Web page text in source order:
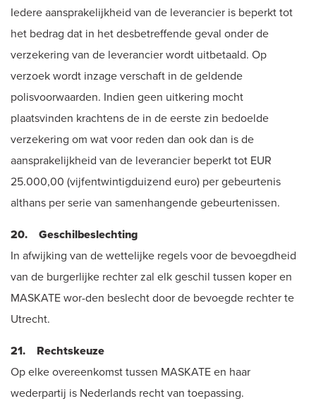
Iedere aansprakelijkheid van de leverancier is beperkt tot
het bedrag dat in het desbetreffende geval onder de
verzekering van de leverancier wordt uitbetaald. Op
verzoek wordt inzage verschaft in de geldende
polisvoorwaarden. Indien geen uitkering mocht
plaatsvinden krachtens de in de eerste zin bedoelde
verzekering om wat voor reden dan ook dan is de
aansprakelijkheid van de leverancier beperkt tot EUR
25.000,00 (vijfentwintigduizend euro) per gebeurtenis
althans per serie van samenhangende gebeurtenissen.
20. Geschilbeslechting
In afwijking van de wettelijke regels voor de bevoegdheid
van de burgerlijke rechter zal elk geschil tussen koper en
MASKATE wor-den beslecht door de bevoegde rechter te
Utrecht.
21. Rechtskeuze
Op elke overeenkomst tussen MASKATE en haar
wederpartij is Nederlands recht van toepassing.